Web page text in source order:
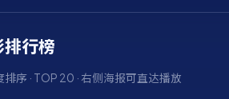
排行榜
排序 · TOP 20 · 右侧海报可直达播放